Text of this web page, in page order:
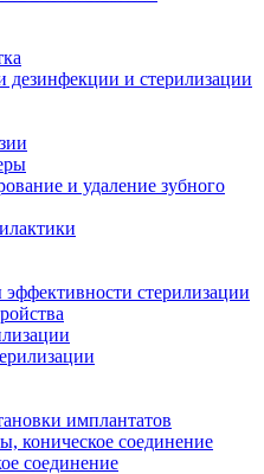
дезинфекции и стерилизации
и удаление зубного
эффективности стерилизации
имплантатов
коническое соединение
соединение